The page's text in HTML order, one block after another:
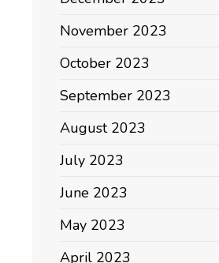
November 2023
October 2023
September 2023
August 2023
July 2023
June 2023
May 2023
April 2023